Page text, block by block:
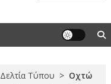
Δελτία Τύπου > Οχτώ